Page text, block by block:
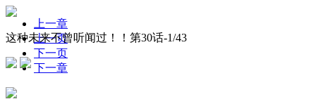
这种未来不曾听闻过！！第30话-1/43
上一章
上一页
下一页
下一章